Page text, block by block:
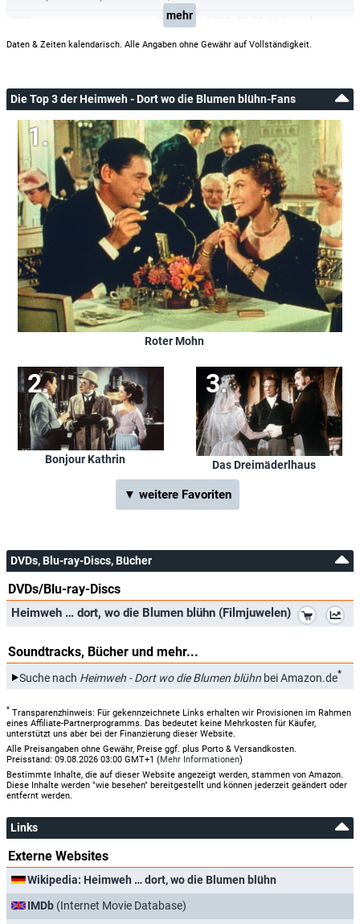
So, 07.06.1998
mehr
Daten & Zeiten kalendarisch. Alle Angaben ohne Gewähr auf Vollständigkeit.
Die Top 3 der Heimweh - Dort wo die Blumen blühn-Fans
Roter Mohn
Bonjour Kathrin Das Dreimäderlhaus
▼ weitere Favoriten
DVDs, Blu-ray-Discs, Bücher
DVDs/Blu-ray-Discs
Heimweh … dort, wo die Blumen blühn (Filmjuwelen)
Soundtracks, Bücher und mehr...
Suche nach Heimweh - Dort wo die Blumen blühn bei Amazon.de*
* Transparenzhinweis: Für gekennzeichnete Links erhalten wir Provisionen im Rahmen
eines Affiliate-Partnerprogramms. Das bedeutet keine Mehrkosten für Käufer,
unterstützt uns aber bei der Finanzierung dieser Website.
Alle Preisangaben ohne Gewähr, Preise ggf. plus Porto & Versandkosten.
Preisstand: 09.08.2026 03:00 GMT+1 (Mehr Informationen)
Bestimmte Inhalte, die auf dieser Website angezeigt werden, stammen von Amazon.
Diese Inhalte werden "wie besehen" bereitgestellt und können jederzeit geändert oder
entfernt werden.
Links
Externe Websites
Wikipedia: Heimweh … dort, wo die Blumen blühn
IMDb (Internet Movie Database)